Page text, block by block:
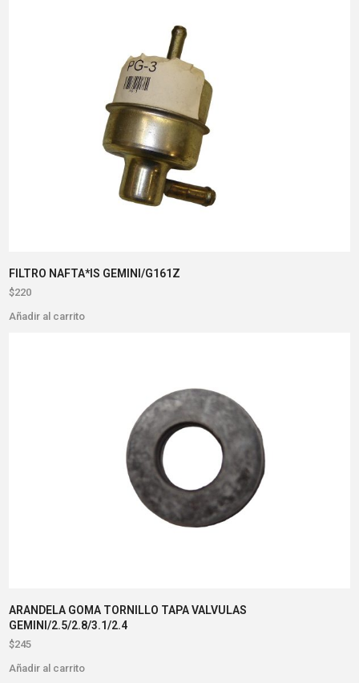
FILTRO NAFTA*IS GEMINI/G161Z
$220
Añadir al carrito
ARANDELA GOMA TORNILLO TAPA VALVULAS
GEMINI/2.5/2.8/3.1/2.4
$245
Añadir al carrito